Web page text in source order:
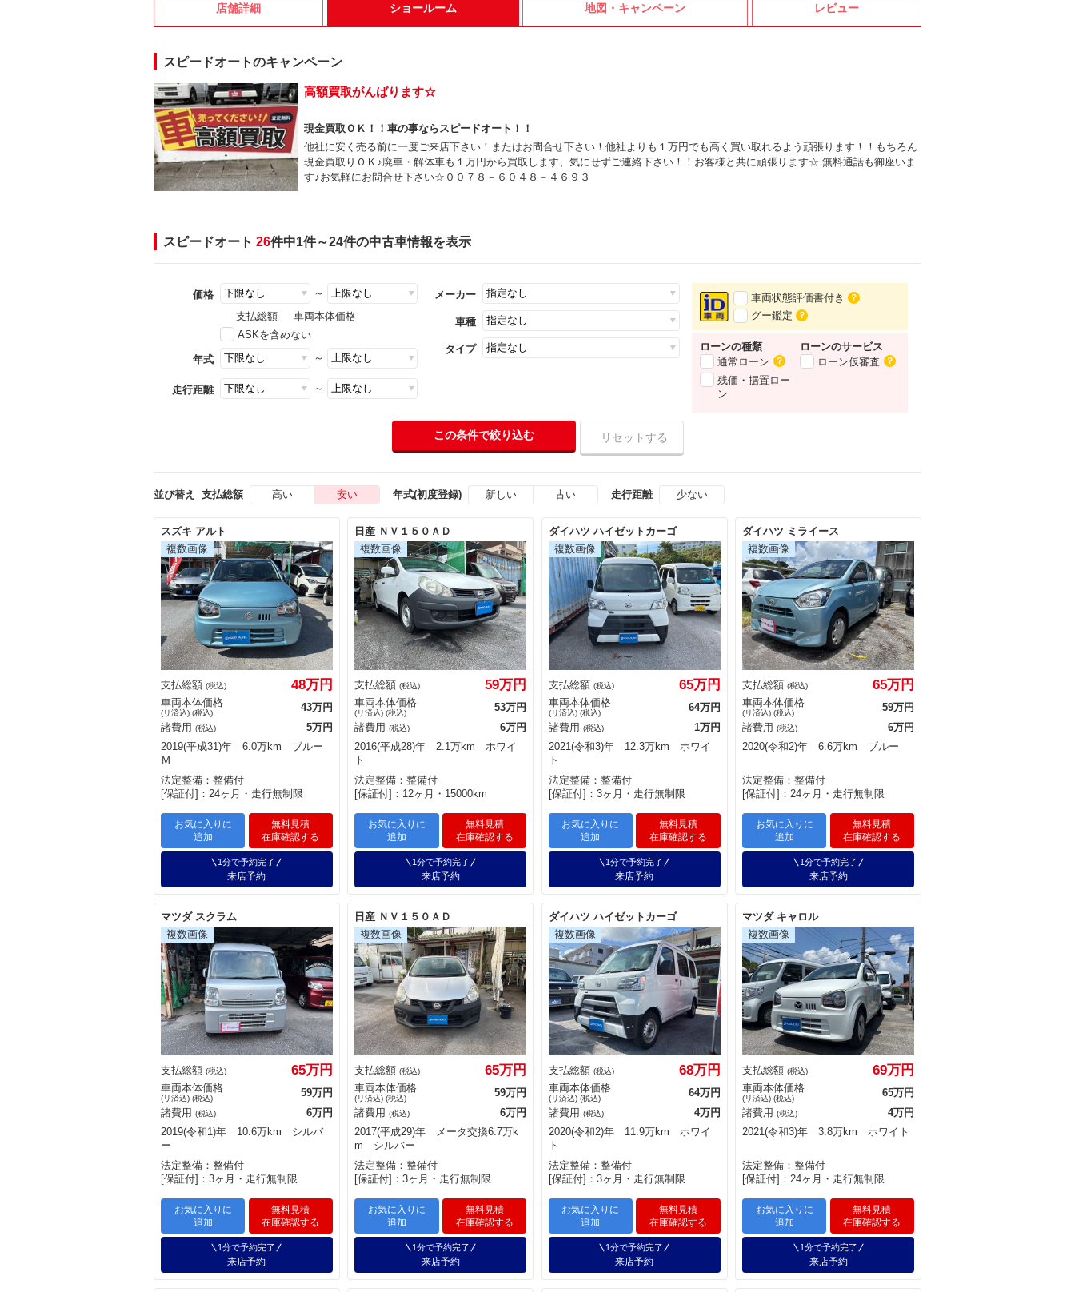
店舗詳細 ショールーム 地図・ キャンペーン レビュー
スピードオートのキャンペーン
高額買取がんばります☆
現金買取ＯＫ！！車の事ならスピードオート！！
他社に安く売る前に一度ご来店下さい！またはお問合せ下さい！他社よりも１万円でも高く買い取れるよう頑張ります！！もちろん
現金買取りＯＫ♪廃車・解体車も１万円から買取します、気にせずご連絡下さい！！お客様と共に頑張ります☆ 無料通話も御座いま
す♪お気軽にお問合せ下さい☆００７８－６０４８－４６９３
スピードオート 26件中1件～24件の中古車情報を表示
価格
～
支払総額
車両本体価格
ASKを含めない
年式 ～
走行距離 ～
メーカー
車種
タイプ
車両状態評価書付き ？
グー鑑定 ？
ローンの種類
通常ローン
？
残価・据置ロー
ン
ローンのサービス
ローン仮審査
？
並び替え 支払総額 高い 安い 年式(初度登録) 新しい 古い 走行距離 少ない
スズキ アルト
支払総額 (税込) 48万円
車両本体価格
(リ済込) (税込)
43万円
諸費用 (税込)
5万円
2019(平成31)年 6.0万km ブルー
Ｍ
法定整備：整備付
[保証付]：24ヶ月・走行無制限
お気に入りに
追加
無料見積
在庫確認する
1分で予約完了
来店予約
日産 ＮＶ１５０ＡＤ
支払総額 (税込) 59万円
車両本体価格
(リ済込) (税込)
53万円
諸費用 (税込)
6万円
2016(平成28)年 2.1万km ホワイ
ト
法定整備：整備付
[保証付]：12ヶ月・15000km
お気に入りに
追加
無料見積
在庫確認する
1分で予約完了
来店予約
ダイハツ ハイゼットカーゴ
支払総額 (税込) 65万円
車両本体価格
(リ済込) (税込)
64万円
諸費用 (税込)
1万円
2021(令和3)年 12.3万km ホワイ
ト
法定整備：整備付
[保証付]：3ヶ月・走行無制限
お気に入りに
追加
無料見積
在庫確認する
1分で予約完了
来店予約
ダイハツ ミライース
支払総額 (税込) 65万円
車両本体価格
(リ済込) (税込)
59万円
諸費用 (税込)
6万円
2020(令和2)年 6.6万km ブルー
法定整備：整備付
[保証付]：24ヶ月・走行無制限
お気に入りに
追加
無料見積
在庫確認する
1分で予約完了
来店予約
マツダ スクラム
支払総額 (税込) 65万円
車両本体価格
(リ済込) (税込)
59万円
諸費用 (税込)
6万円
2019(令和1)年 10.6万km シルバ
ー
法定整備：整備付
[保証付]：3ヶ月・走行無制限
お気に入りに
追加
無料見積
在庫確認する
1分で予約完了
来店予約
日産 ＮＶ１５０ＡＤ
支払総額 (税込) 65万円
車両本体価格
(リ済込) (税込)
59万円
諸費用 (税込)
6万円
2017(平成29)年 メータ交換6.7万k
m シルバー
法定整備：整備付
[保証付]：3ヶ月・走行無制限
お気に入りに
追加
無料見積
在庫確認する
1分で予約完了
来店予約
ダイハツ ハイゼットカーゴ
支払総額 (税込) 68万円
車両本体価格
(リ済込) (税込)
64万円
諸費用 (税込)
4万円
2020(令和2)年 11.9万km ホワイ
ト
法定整備：整備付
[保証付]：3ヶ月・走行無制限
お気に入りに
追加
無料見積
在庫確認する
1分で予約完了
来店予約
マツダ キャロル
支払総額 (税込) 69万円
車両本体価格
(リ済込) (税込)
65万円
諸費用 (税込)
4万円
2021(令和3)年 3.8万km ホワイト
法定整備：整備付
[保証付]：24ヶ月・走行無制限
お気に入りに
追加
無料見積
在庫確認する
1分で予約完了
来店予約